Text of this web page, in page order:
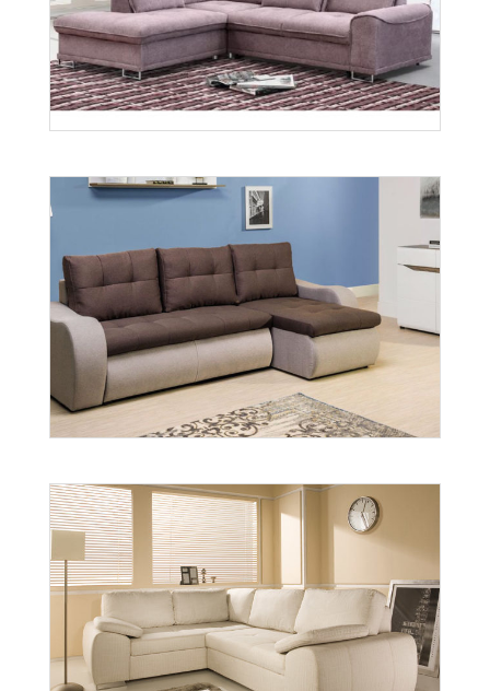
Boss
Więcej
York
Więcej